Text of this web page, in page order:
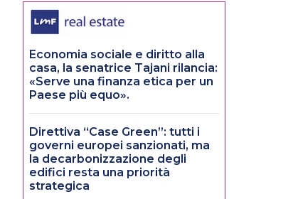
Economia sociale e diritto alla
casa, la senatrice Tajani rilancia:
«Serve una finanza etica per un
Paese più equo».
Direttiva “Case Green”: tutti i
governi europei sanzionati, ma
la decarbonizzazione degli
edifici resta una priorità
strategica